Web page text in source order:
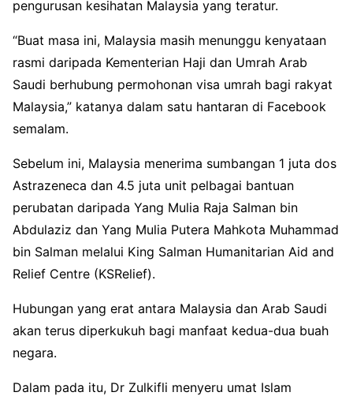
pengurusan kesihatan Malaysia yang teratur.
“Buat masa ini, Malaysia masih menunggu kenyataan
rasmi daripada Kementerian Haji dan Umrah Arab
Saudi berhubung permohonan visa umrah bagi rakyat
Malaysia,” katanya dalam satu hantaran di Facebook
semalam.
Sebelum ini, Malaysia menerima sumbangan 1 juta dos
Astrazeneca dan 4.5 juta unit pelbagai bantuan
perubatan daripada Yang Mulia Raja Salman bin
Abdulaziz dan Yang Mulia Putera Mahkota Muhammad
bin Salman melalui King Salman Humanitarian Aid and
Relief Centre (KSRelief).
Hubungan yang erat antara Malaysia dan Arab Saudi
akan terus diperkukuh bagi manfaat kedua-dua buah
negara.
Dalam pada itu, Dr Zulkifli menyeru umat Islam